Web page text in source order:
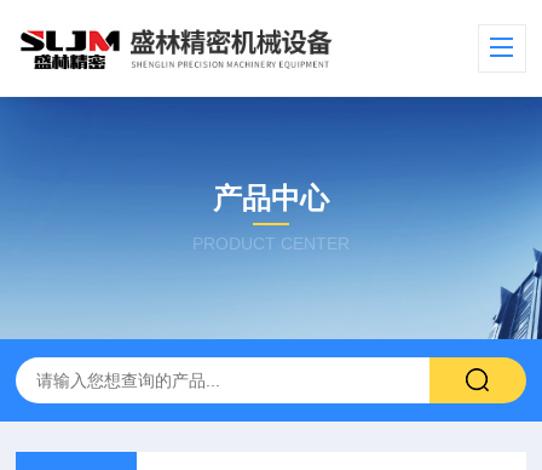
产品中心
PRODUCT CENTER